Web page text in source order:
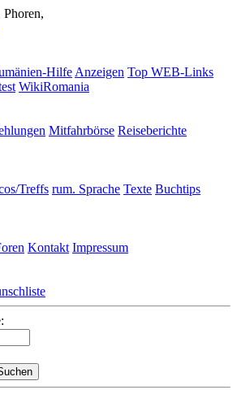
Phoren,
Hilfe Anzeigen Top WEB-Links
WikiRomania
Mitfahrbörse Reiseberichte
Treffs rum. Sprache Texte Buchtips
Kontakt Impressum